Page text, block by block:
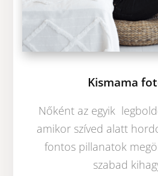
Kismama
Nőként az egyik
amikor szíved alatt
fontos pillanatok
szabad